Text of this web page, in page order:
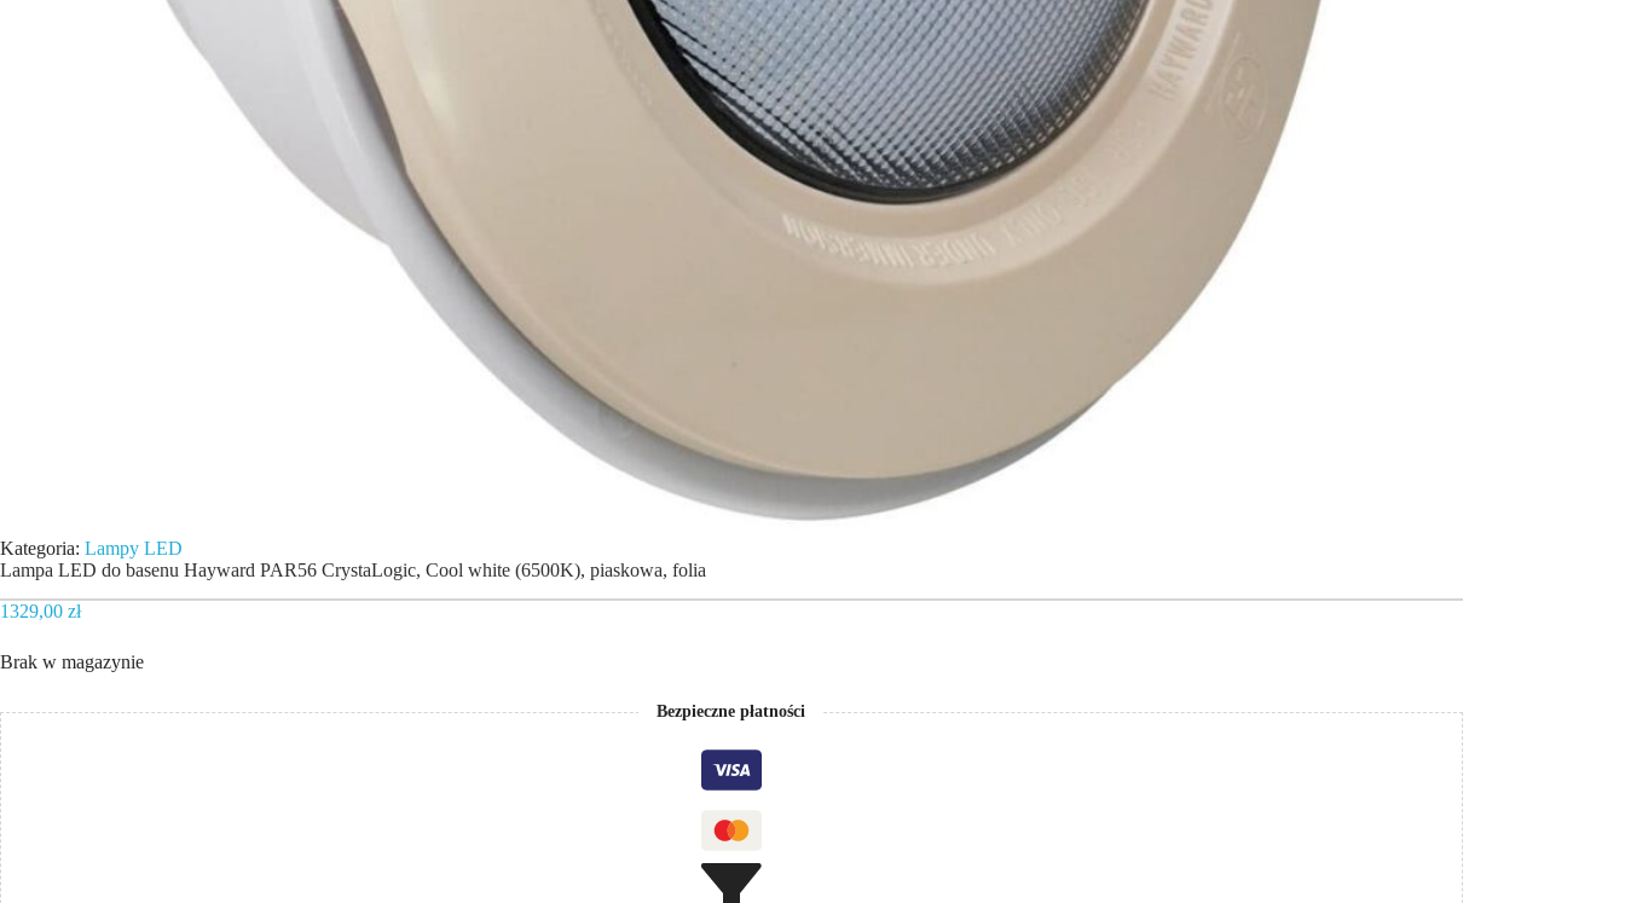
Kategoria: Lampy LED
Lampa LED do basenu Hayward PAR56 CrystaLogic, Cool white (6500K), piaskowa, folia
1329,00 zł
Brak w magazynie
Bezpieczne płatności